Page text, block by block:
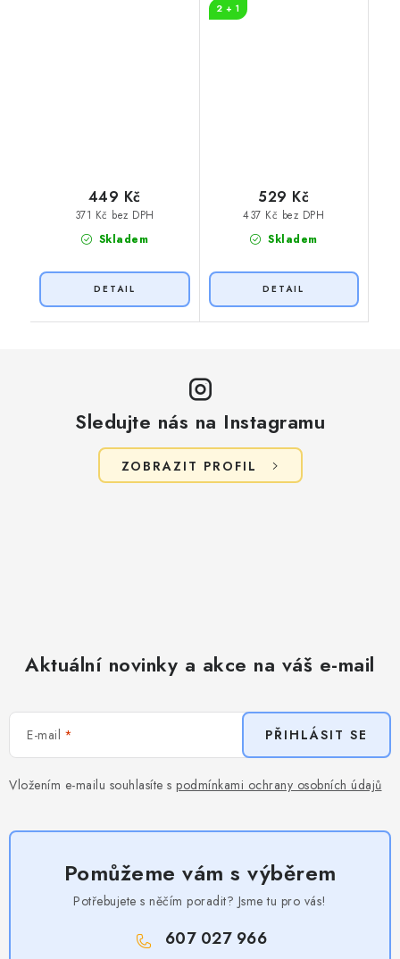
Skladem
371 Kč bez DPH
449 Kč
2 + 1
Skladem
437 Kč bez DPH
529 Kč
Sledujte nás na Instagramu
ZOBRAZIT PROFIL
Aktuální novinky a akce na váš e-mail
E-mail
Vložením e-mailu souhlasíte s podmínkami ochrany osobních údajů
PŘIHLÁSIT SE
Pomůžeme vám s výběrem
Potřebujete s něčím poradit? Jsme tu pro vás!
607 027 966